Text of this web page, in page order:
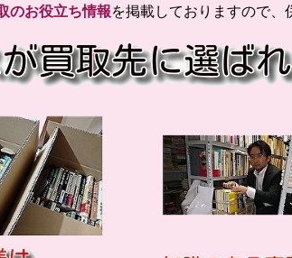
のお役立ち情報を掲載しておりますので、